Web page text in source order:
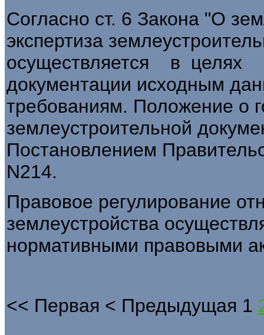
Согласно ст. 6 Закона "О
экспертиза
осуществляется в целях
документации исходным
требованиям. Положение о
землеустроительной
Постановлением
N214.
Правовое регулирование
землеустройства
нормативными правовыми
<< Первая < Предыдущая 1